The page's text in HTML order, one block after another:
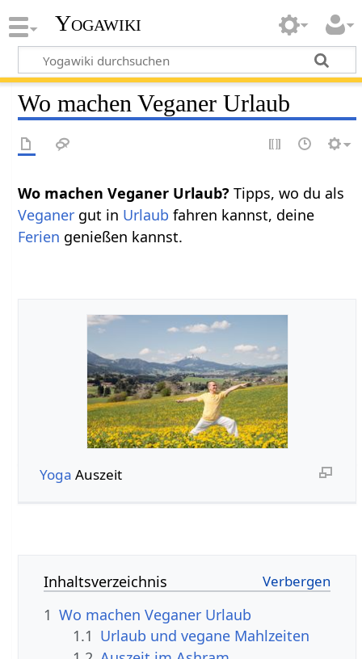
Yogawiki
Wo machen Veganer Urlaub
Wo machen Veganer Urlaub? Tipps, wo du als
Veganer gut in Urlaub fahren kannst, deine
Ferien genießen kannst.
Yoga Auszeit
Inhaltsverzeichnis
1 Wo machen Veganer Urlaub
1.1 Urlaub und vegane Mahlzeiten